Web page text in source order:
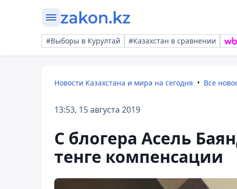
#Выборы в Курултай #Казахстан в сравнении
Новости Казахстана и мира на сегодня Все
13:53, 15 августа 2019
С блогера Асель
тенге компенсации